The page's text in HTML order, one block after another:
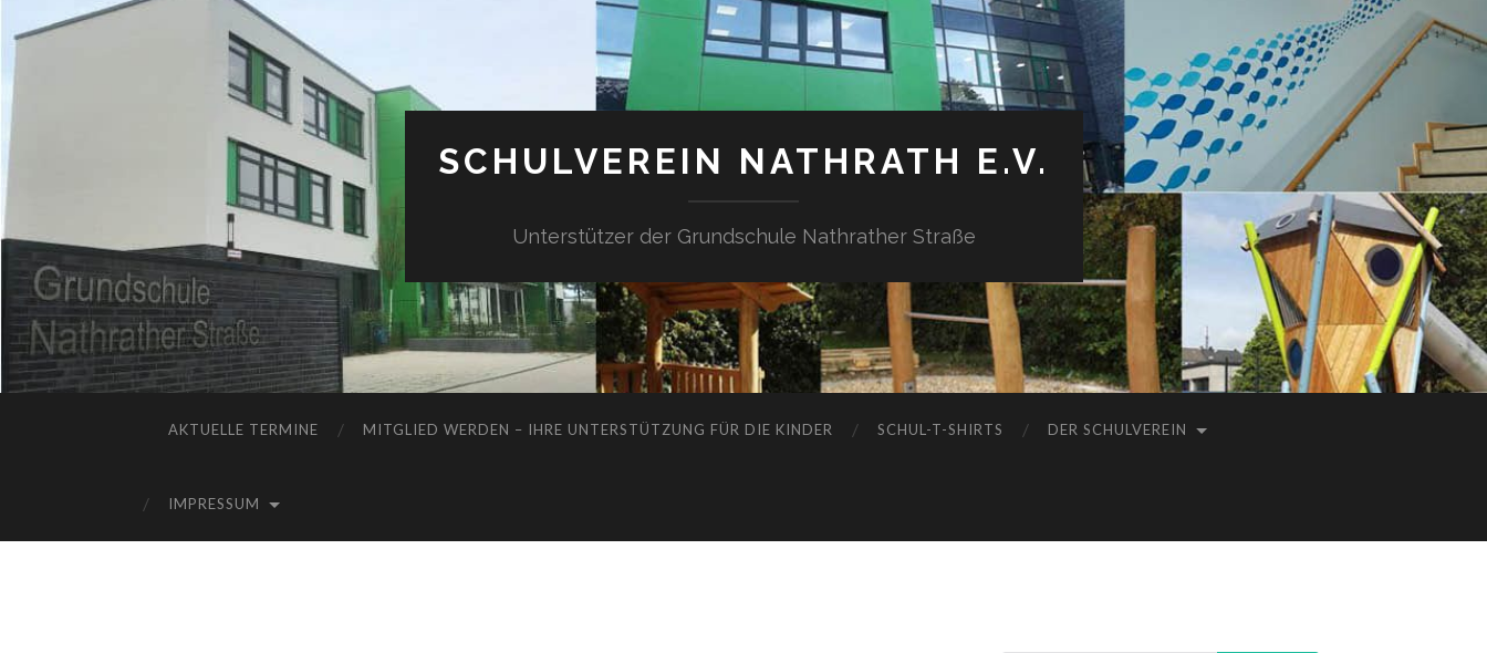
SCHULVEREIN NATHRATH E.V.
Unterstützer der Grundschule Nathrather Straße
AKTUELLE TERMINE MITGLIED WERDEN – IHRE UNTERSTÜTZUNG FÜR DIE KINDER SCHUL-T-SHIRTS DER SCHULVEREIN
IMPRESSUM